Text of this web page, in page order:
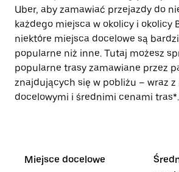
Uber, aby zamawiać przejazdy do
każdego miejsca w okolicy i okolicy
niektóre miejsca docelowe są
popularne niż inne. Tutaj możesz
popularne trasy zamawiane przez
znajdujących się w pobliżu – wraz
docelowymi i średnimi cenami tras*.
Miejsce docelowe